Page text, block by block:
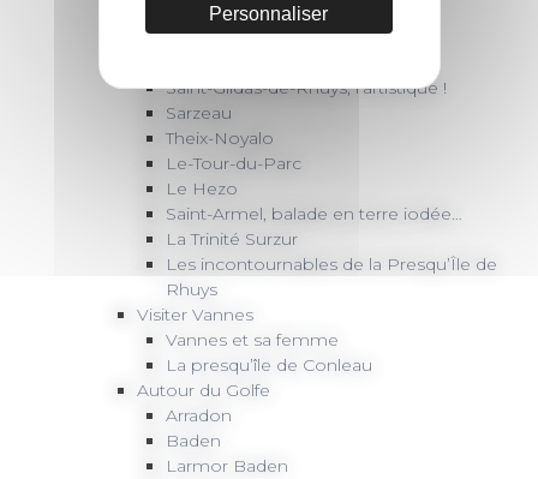
Port du Crouesty
Port Navalo
Saint-Gildas-de-Rhuys, l’artistique !
Sarzeau
Theix-Noyalo
Le-Tour-du-Parc
Le Hezo
Saint-Armel, balade en terre iodée…
La Trinité Surzur
Les incontournables de la Presqu’Île de
Rhuys
Visiter Vannes
Vannes et sa femme
La presqu’île de Conleau
Autour du Golfe
Arradon
Baden
Larmor Baden
Personnaliser